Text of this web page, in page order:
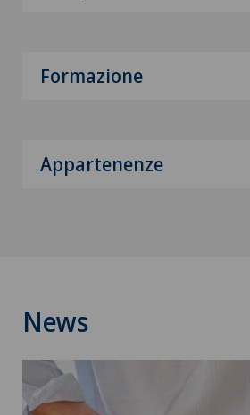
Formazione
Appartenenze
News